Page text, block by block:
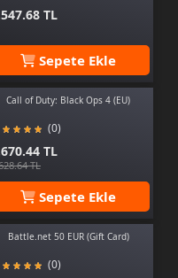
TL
Sepete Ekle
Call of Duty: Black Ops 4 (EU)
(0)
TL
TL
Sepete Ekle
Battle.net 50 EUR (Gift Card)
(0)